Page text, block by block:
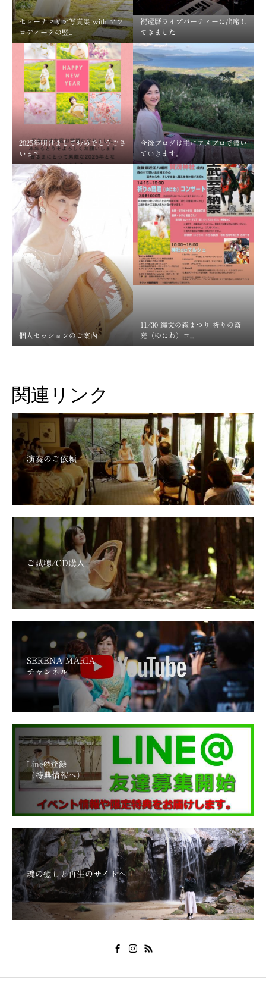
セレーナマリア写真集 with アフ
ロディーテの竪...
祝還暦ライブパーティーに出席し
てきました
2025年明けましておめでとうごさ
います
今後ブログは主にアメブロで書い
ていきます。
個人セッションのご案内
11/30 縄文の森まつり 祈りの斎
庭（ゆにわ）コ...
関連リンク
演奏のご依頼
ご試聴/CD購入
SERENA MARIA
チャンネル
Line@登録
（特典情報へ）
魂の癒しと再生のサイトへ